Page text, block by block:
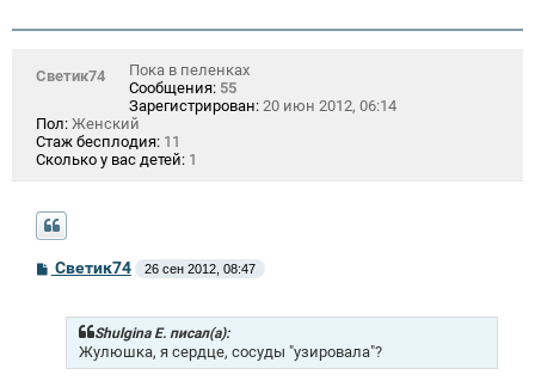
Светик74
Пока в пеленках
Сообщения: 55
Зарегистрирован: 20 июн 2012, 06:14
Пол: Женский
Стаж бесплодия: 11
Сколько у вас детей: 1
С
о
Светик74 26 сен 2012, 08:47
Shulgina E. писал(а):
Жулюшка, я сердце, сосуды "узировала"?